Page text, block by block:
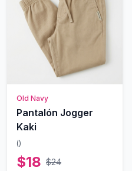
Old Navy
Pantalón Jogger
Kaki
()
$18 $24